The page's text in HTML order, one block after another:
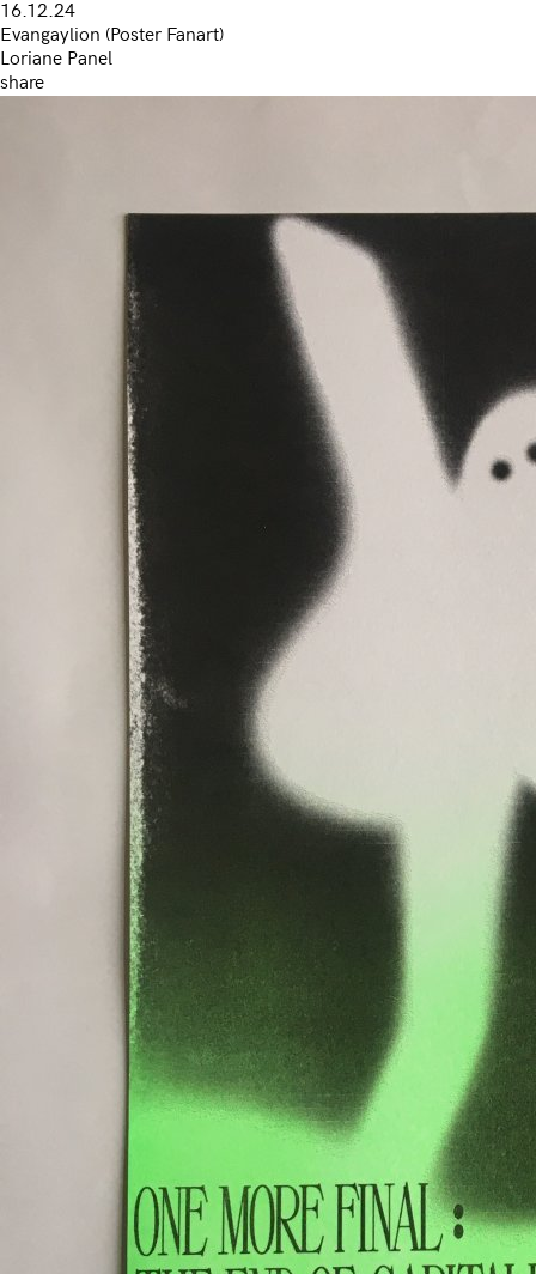
16.12.24
Evangaylion (Poster Fanart)
Loriane Panel
share